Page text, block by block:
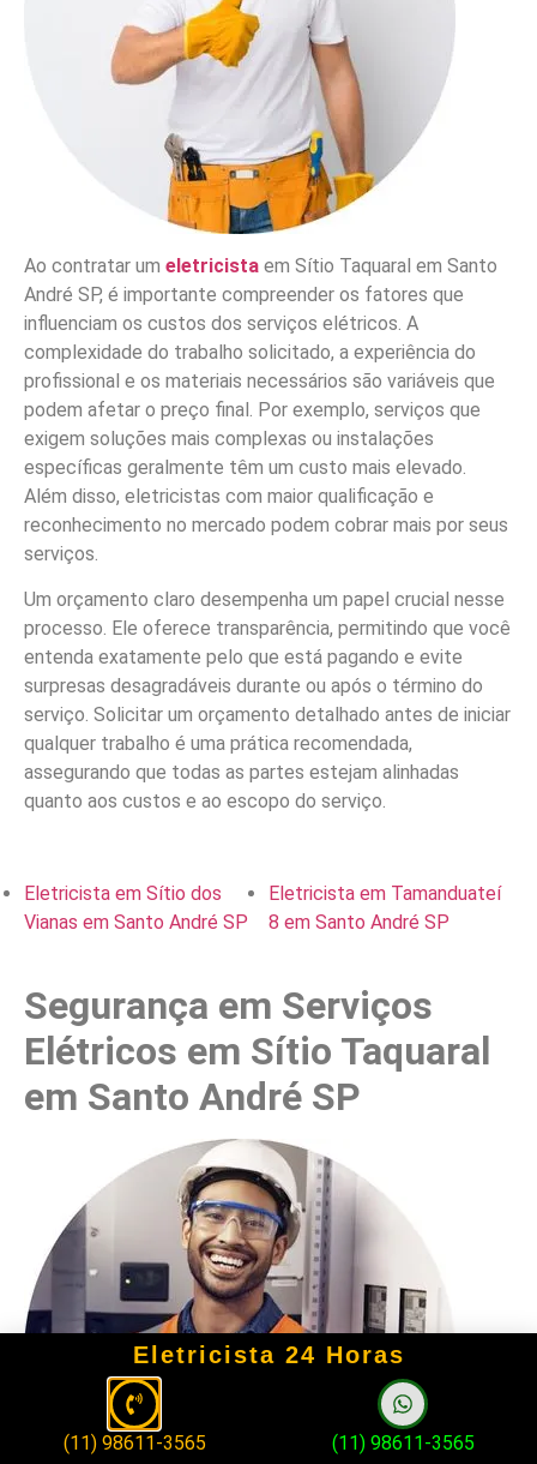
Ao contratar um eletricista em Sítio Taquaral em Santo
André SP, é importante compreender os fatores que
influenciam os custos dos serviços elétricos. A
complexidade do trabalho solicitado, a experiência do
profissional e os materiais necessários são variáveis que
podem afetar o preço final. Por exemplo, serviços que
exigem soluções mais complexas ou instalações
específicas geralmente têm um custo mais elevado.
Além disso, eletricistas com maior qualificação e
reconhecimento no mercado podem cobrar mais por seus
serviços.
Um orçamento claro desempenha um papel crucial nesse
processo. Ele oferece transparência, permitindo que você
entenda exatamente pelo que está pagando e evite
surpresas desagradáveis durante ou após o término do
serviço. Solicitar um orçamento detalhado antes de iniciar
qualquer trabalho é uma prática recomendada,
assegurando que todas as partes estejam alinhadas
quanto aos custos e ao escopo do serviço.
Eletricista em Sítio dos
Vianas em Santo André SP
Eletricista em Tamanduateí
8 em Santo André SP
Segurança em Serviços
Elétricos em Sítio Taquaral
em Santo André SP
Eletricista 24 Horas
(11) 98611-3565 (11) 98611-3565